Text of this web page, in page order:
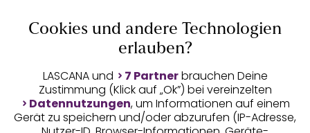
Auszeichnungen
Cookies und andere Technologien
erlauben?
LASCANA und 7 Partnerbrauchen Deine
Zustimmung (Klick auf „Ok”) bei vereinzelten
Datennutzungen, um Informationen auf einem
Gerät zu speichern und/oder abzurufen (IP-Adresse,